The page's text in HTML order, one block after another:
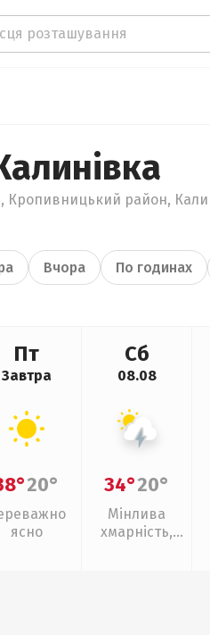
Кропивницький район,
Вчора По годинах
Пт
Завтра
20°
ясно
Сб
08.08
34°20°
Мінлива
хмарність,